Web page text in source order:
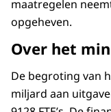
maatregelen
opgeheven.
Over het
De begroting van
miljard aan